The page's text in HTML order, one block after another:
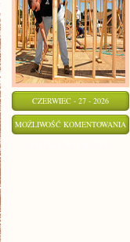
CZERWIEC - 27 - 2026
MOŻLIWOŚĆ KOMENTOWANIA